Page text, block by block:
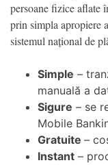
persoane fizice aflate
prin simpla apropiere
sistemul național de
Simple –
manuală a
Sigure – se
Mobile
Gratuite –
Instant –